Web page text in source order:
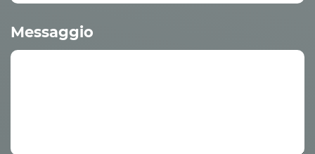
Messaggio